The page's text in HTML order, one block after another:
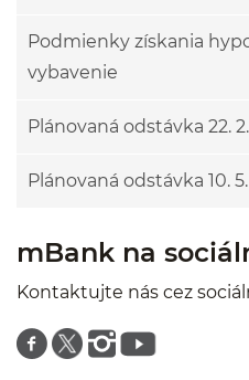
Podmienky získania
vybavenie
Plánovaná odstávka 22.
Plánovaná odstávka 10.
mBank na
Kontaktujte nás cez
Znajdź nas na facebooku
Znajdź nas na twitterze
Znajdź nas na instagramie
Znajdź nas na youtube